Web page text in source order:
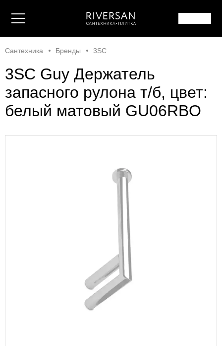
Сантехника Бренды 3SC
3SC Guy Держатель
запасного рулона т/б, цвет:
белый матовый GU06RBO